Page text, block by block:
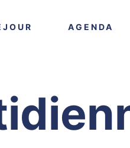
VOIR PLUSAGENDA